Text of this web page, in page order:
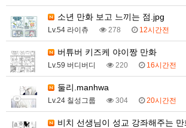
소년 만화 보고 느끼는 점.jpg
Lv.54 라이츄 278 12시간전
버튜버 키즈케 야이짱 만화
Lv.59 버디버디 220 16시간전
둘리.manhwa
Lv.24 칠성그룹 304 20시간전
비치 선생님이 성교 강좌해주는